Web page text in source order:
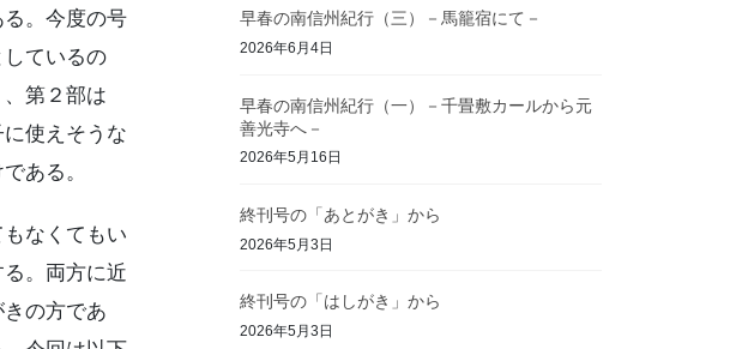
。今度の号
ているの
第２部は
使えそうな
ある。
なくてもい
。両方に近
の方であ
早春の南信州紀行（三）－馬籠宿にて－
2026年6月4日
早春の南信州紀行（一）－千畳敷カールから元
善光寺へ－
2026年5月16日
終刊号の「あとがき」から
2026年5月3日
終刊号の「はしがき」から
2026年5月3日